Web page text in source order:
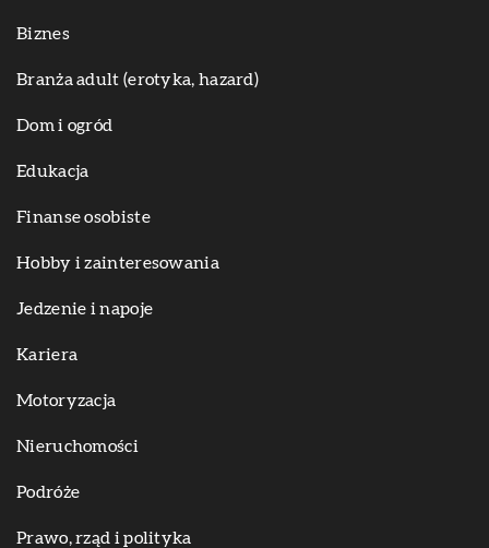
Biznes
Branża adult (erotyka, hazard)
Dom i ogród
Edukacja
Finanse osobiste
Hobby i zainteresowania
Jedzenie i napoje
Kariera
Motoryzacja
Nieruchomości
Podróże
Prawo, rząd i polityka